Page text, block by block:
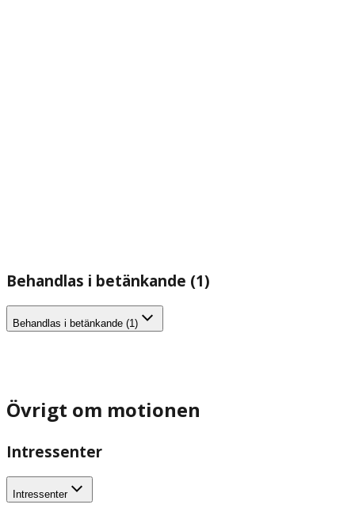
Behandlas i betänkande (1)
Behandlas i betänkande (1)
Övrigt om motionen
Intressenter
Intressenter